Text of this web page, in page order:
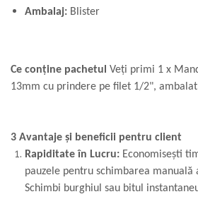
Ambalaj: Blister
Ce conține pachetul Veți primi 1 x
13mm cu prindere pe filet 1/2",
3 Avantaje și beneficii pentru client
Rapiditate în Lucru: Economisești
pauzele pentru schimbarea manuală
Schimbi burghiul sau bitul